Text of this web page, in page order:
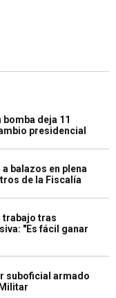
deja 11
presidencial
balazos en plena
de la Fiscalía
trabajo tras
"Es fácil ganar
suboficial armado